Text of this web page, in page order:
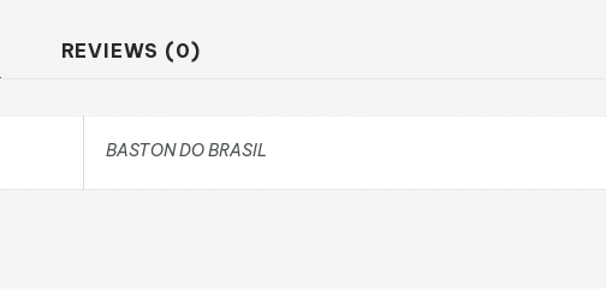
REVIEWS (0)
BASTON DO BRASIL